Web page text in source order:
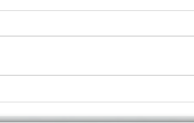
Roteiro para Celebração da
Palavra - 17º Domingo do